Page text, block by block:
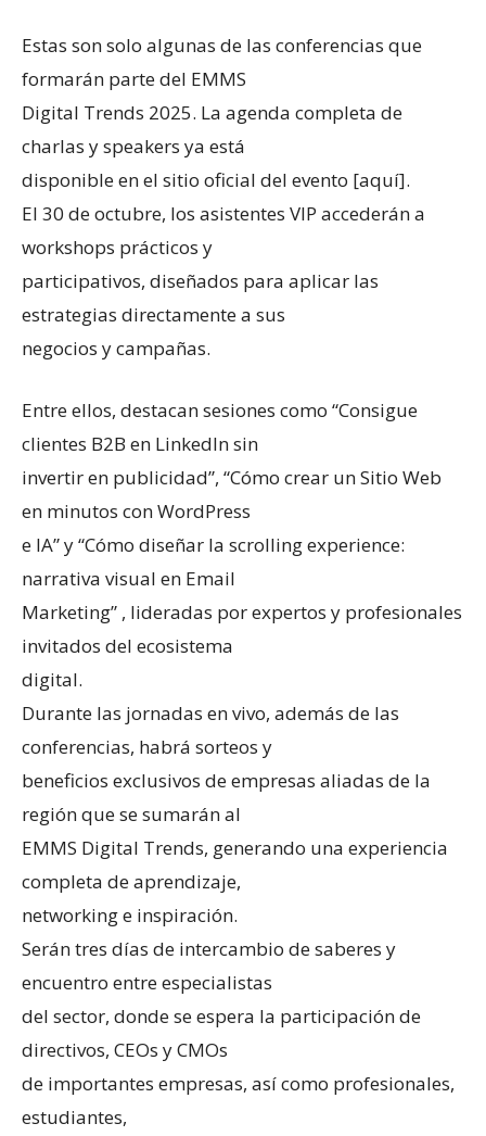
Estas son solo algunas de las conferencias que
formarán parte del EMMS
Digital Trends 2025. La agenda completa de
charlas y speakers ya está
disponible en el sitio oficial del evento [aquí].
El 30 de octubre, los asistentes VIP accederán a
workshops prácticos y
participativos, diseñados para aplicar las
estrategias directamente a sus
negocios y campañas.
Entre ellos, destacan sesiones como “Consigue
clientes B2B en LinkedIn sin
invertir en publicidad”, “Cómo crear un Sitio Web
en minutos con WordPress
e IA” y “Cómo diseñar la scrolling experience:
narrativa visual en Email
Marketing” , lideradas por expertos y profesionales
invitados del ecosistema
digital.
Durante las jornadas en vivo, además de las
conferencias, habrá sorteos y
beneficios exclusivos de empresas aliadas de la
región que se sumarán al
EMMS Digital Trends, generando una experiencia
completa de aprendizaje,
networking e inspiración.
Serán tres días de intercambio de saberes y
encuentro entre especialistas
del sector, donde se espera la participación de
directivos, CEOs y CMOs
de importantes empresas, así como profesionales,
estudiantes,